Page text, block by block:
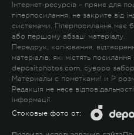
Інтернет-ресурсів – пряме для
гіперпосилання, не закрите від
системами. Гіперпосилання має
або першому абзаці матеріалу.
Передрук, копіювання,
матеріалів, які містять
depositphotos.com, суворо
Материалы с пометками! и P
Редакція не несе
інформації.
Стоковые фото от: